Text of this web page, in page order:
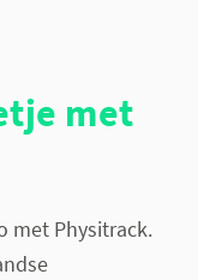
met
met Physitrack.